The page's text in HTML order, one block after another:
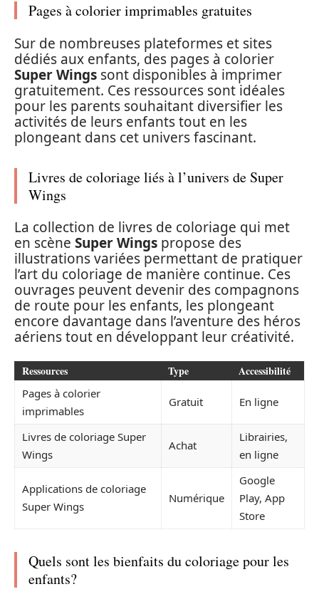
Pages à colorier imprimables gratuites
Sur de nombreuses plateformes et sites
dédiés aux enfants, des pages à colorier
Super Wings sont disponibles à imprimer
gratuitement. Ces ressources sont idéales
pour les parents souhaitant diversifier les
activités de leurs enfants tout en les
plongeant dans cet univers fascinant.
Livres de coloriage liés à l’univers de Super
Wings
La collection de livres de coloriage qui met
en scène Super Wings propose des
illustrations variées permettant de pratiquer
l’art du coloriage de manière continue. Ces
ouvrages peuvent devenir des compagnons
de route pour les enfants, les plongeant
encore davantage dans l’aventure des héros
aériens tout en développant leur créativité.
Ressources Type Accessibilité
Pages à colorier
imprimables
Gratuit En ligne
Livres de coloriage Super
Wings
Achat
Librairies,
en ligne
Applications de coloriage
Super Wings
Numérique
Google
Play, App
Store
Quels sont les bienfaits du coloriage pour les
enfants?